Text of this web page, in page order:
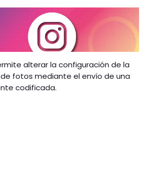
alterar la configuración de la
fotos mediante el envío de una
codificada.